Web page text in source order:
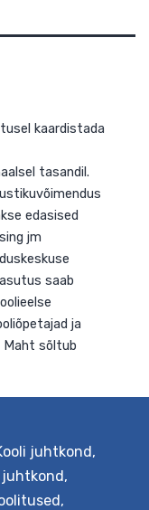
kaardistada
tasandil.
edasised
jm
saab
koolieelse
juhtkond,
juhtkond,
,